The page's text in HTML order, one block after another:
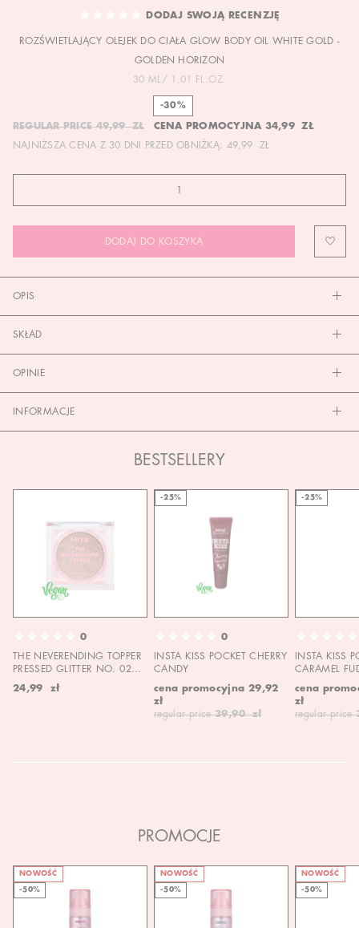
BEGINNING
DODAJ SWOJĄ RECENZJĘ
ROZŚWIETLAJĄCY OLEJEK DO CIAŁA GLOW BODY OIL WHITE GOLD -
GOLDEN HORIZON
30 ML/ 1,01 FL.OZ.
-30%
CENA PROMOCYJNA 34,99 ZŁ
REGULAR PRICE 49,99 ZŁ
NAJNIŻSZA CENA Z 30 DNI PRZED OBNIŻKĄ: 49,99 ZŁ
DODAJ DO KOSZYKA
OPIS
SKŁAD
OPINIE
INFORMACJE
BESTSELLERY
0
THE NEVERENDING TOPPER
PRESSED GLITTER NO. 02
MOON CHILD
24,99 zł
-25%
0
INSTA KISS POCKET CHERRY
CANDY
cena promocyjna 29,92
zł
regular price 39,90 zł
-25%
INSTA KISS
CARAMEL
cena
zł
regular price
PROMOCJE
NOWOŚĆ
-50%
NOWOŚĆ
-50%
NOWOŚĆ
-50%